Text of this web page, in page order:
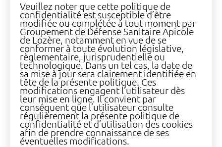
Veuillez noter que cette politique de
confidentialité est susceptible d’être
modifiée ou complétée à tout moment par
Groupement de Défense Sanitaire Apicole
de Lozère, notamment en vue de se
conformer à toute évolution législative,
règlementaire, jurisprudentielle ou
technologique. Dans un tel cas, la date de
sa mise à jour sera clairement identifiée en
tête de la présente politique. Ces
modifications engagent l’utilisateur dès
leur mise en ligne. Il convient par
conséquent que l’utilisateur consulte
régulièrement la présente politique de
confidentialité et d’utilisation des cookies
afin de prendre connaissance de ses
éventuelles modifications.